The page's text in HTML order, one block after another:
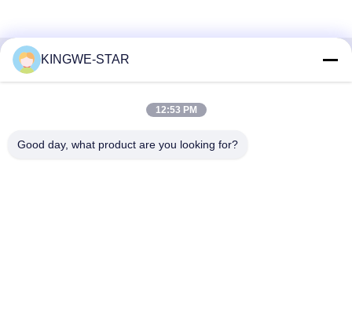
Быстрый контакт
Баишисия, улица Фюён, район Баоан, Шэньчжэнь,
KINGWE-STAR
12:53 PM
Good day, what product are you looking for?